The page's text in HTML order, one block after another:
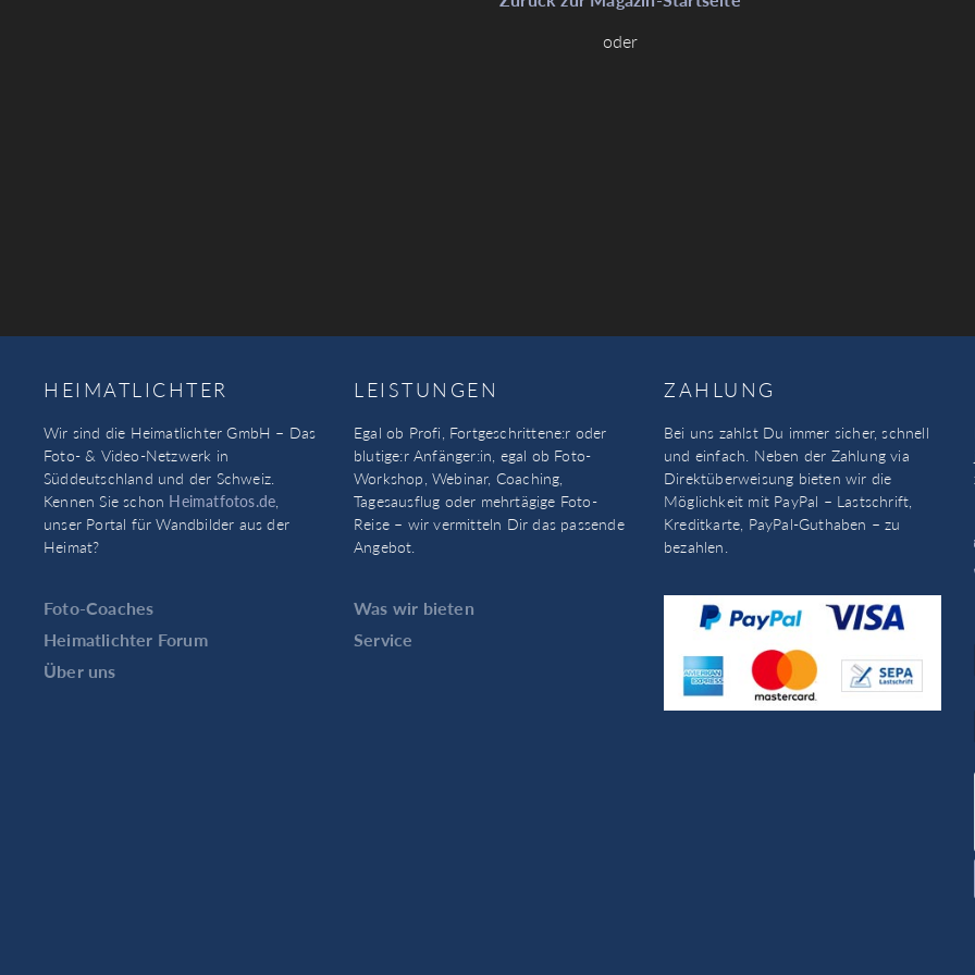
oder
HEIMATLICHTER
Wir sind die Heimatlichter GmbH – Das
Foto- & Video-Netzwerk in
Süddeutschland und der Schweiz.
Kennen Sie schon Heimatfotos.de
unser Portal für Wandbilder aus der
Heimat?
Foto-Coaches
Heimatlichter Forum
Über uns
LEISTUNGEN
Egal ob Profi, Fortgeschrittene:r oder
blutige:r Anfänger:in, egal ob Foto-
Workshop, Webinar, Coaching,
Tagesausflug oder mehrtägige Foto-
Reise – wir vermitteln Dir das passende
Angebot.
Was wir bieten
Service
ZAHLUNG
Bei uns zahlst Du immer sicher, schnell
und einfach. Neben der Zahlung via
Direktüberweisung bieten wir die
Möglichkeit mit PayPal – Lastschrift,
Kreditkarte, PayPal-Guthaben – zu
bezahlen.
E
i